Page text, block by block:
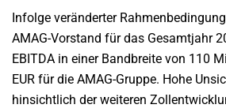
Infolge veränderter
AMAG-Vorstand für das Gesamtjahr
EBITDA in einer Bandbreite von 110
EUR für die AMAG-Gruppe. Hohe
hinsichtlich der weiteren